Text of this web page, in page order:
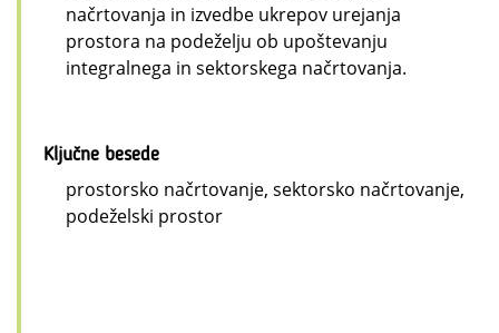
načrtovanja in izvedbe ukrepov urejanja
prostora na podeželju ob upoštevanju
integralnega in sektorskega načrtovanja.
Ključne besede
prostorsko načrtovanje, sektorsko načrtovanje,
podeželski prostor